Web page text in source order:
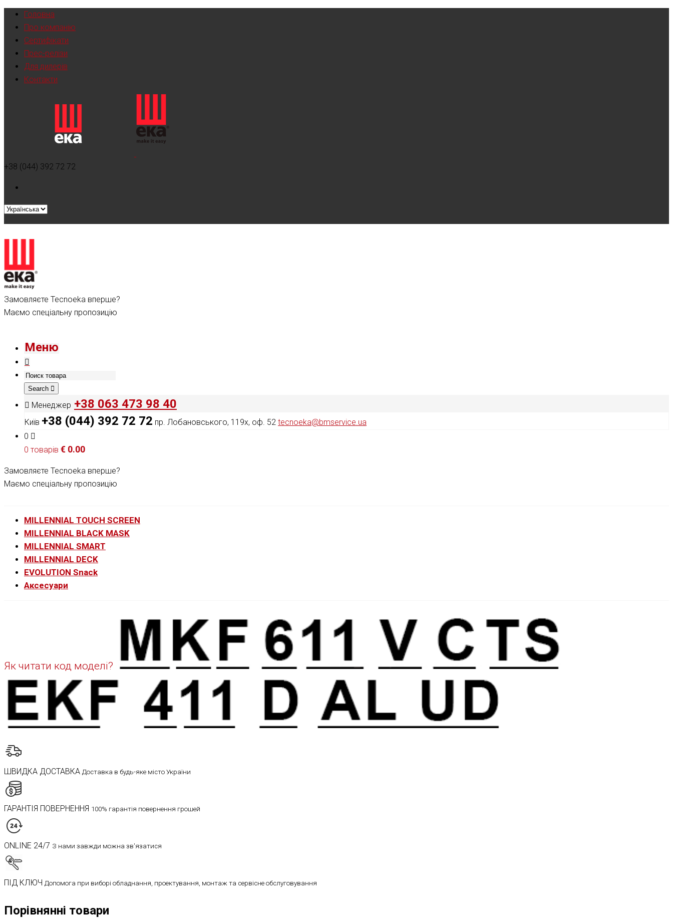
Головна
Про компанію
Сертифікати
Прес-релізи
Для дилерів
Контакти
+38 (044) 392 72 72
Замовляєте Tecnoeka вперше?
Маємо спеціальну пропозицію
Меню
Search
Менеджер +38 063 473 98 40
Київ +38 (044) 392 72 72 пр. Лобановського, 119х, оф. 52 tecnoeka@bmservice.ua
0
0 товарів € 0.00
Замовляєте Tecnoeka вперше?
Маємо спеціальну пропозицію
MILLENNIAL TOUCH SCREEN
MILLENNIAL BLACK MASK
MILLENNIAL SMART
MILLENNIAL DECK
EVOLUTION Snack
Аксесуари
Як читати код моделі?
ШВИДКА ДОСТАВКА Доставка в будь-яке місто України
ГАРАНТІЯ ПОВЕРНЕННЯ 100% гарантія повернення грошей
ONLINE 24/7 З нами завжди можна зв'язатися
ПІД КЛЮЧ Допомога при виборі обладнання, проектування, монтаж та сервісне обслуговування
Порівнянні товари